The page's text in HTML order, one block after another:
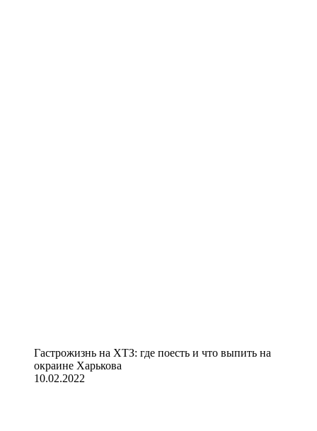
Гастрожизнь на ХТЗ: где поесть и что выпить на
окраине Харькова
10.02.2022